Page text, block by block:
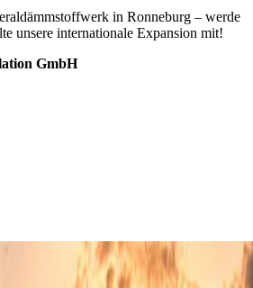
in Ronneburg – werde
unsere internationale Expansion mit!
GmbH